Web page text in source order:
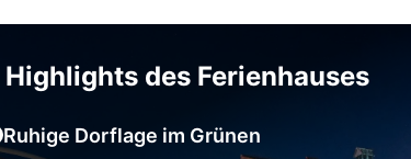
Highlights des Ferienhauses
Ruhige Dorflage im Grünen